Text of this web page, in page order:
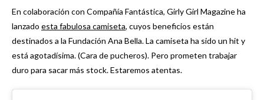
En colaboración con Compañía Fantástica, Girly Girl Magazine ha
lanzado esta fabulosa camiseta, cuyos beneficios están
destinados a la Fundación Ana Bella. La camiseta ha sido un hit y
está agotadísima. (Cara de pucheros). Pero prometen trabajar
duro para sacar más stock. Estaremos atentas.